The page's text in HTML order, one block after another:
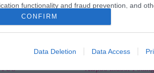
functionality and fraud prevention, and
CONFIRM
Data Deletion Data Access
Χώρου Indoor